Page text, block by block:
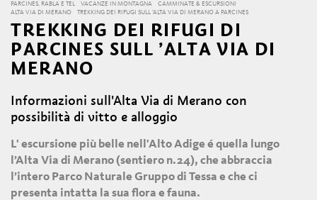
PARCINES, RABLA E TEL VACANZE IN MONTAGNA
CAMMINATE & ESCURSIONI
ALTA VIA DI MERANO
TREKKING DEI RIFUGI SULL ’ALTA VIA DI MERANO A PARCINES
TREKKING DEI RIFUGI DI
PARCINES SULL ’ALTA VIA DI
MERANO
Informazioni sull'Alta Via di Merano con
possibilità di vitto e alloggio
L' escursione più belle nell'Alto Adige é quella lungo
l’Alta Via di Merano (sentiero n.24), che abbraccia
l’intero Parco Naturale Gruppo di Tessa e che ci
presenta intatta la sua flora e fauna.